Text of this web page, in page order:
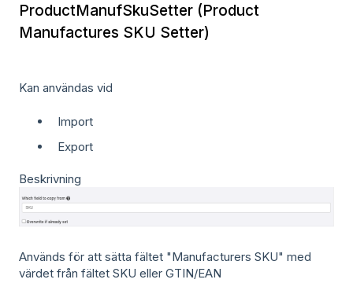
ProductManufSkuSetter (Product
Manufactures SKU Setter)
Kan användas vid
Import
Export
Beskrivning
Används för att sätta fältet "Manufacturers SKU" med
värdet från fältet SKU eller GTIN/EAN